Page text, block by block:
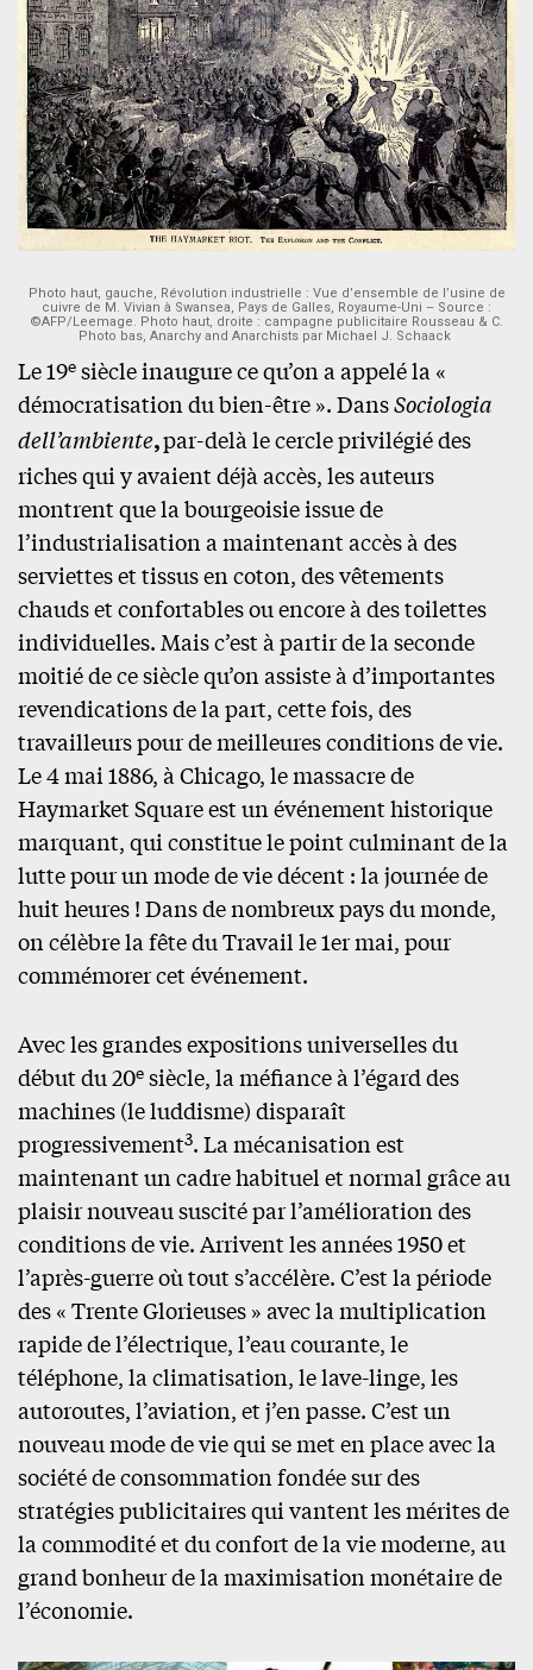
Photo haut, gauche, Révolution industrielle : Vue d’ensemble de l’usine de
cuivre de M. Vivian à Swansea, Pays de Galles, Royaume-Uni – Source :
©AFP/Leemage. Photo haut, droite : campagne publicitaire Rousseau & C.
Photo bas, Anarchy and Anarchists par Michael J. Schaack
Le 19e siècle inaugure ce qu’on a appelé la «
démocratisation du bien-être ». DansSociologia
dell’ambiente,par-delà le cercle privilégié des
riches qui y avaient déjà accès, les auteurs
montrent que la bourgeoisie issue de
l’industrialisation a maintenant accès à des
serviettes et tissus en coton, des vêtements
chauds et confortables ou encore à des toilettes
individuelles. Mais c’est à partir de la seconde
moitié de ce siècle qu’on assiste à d’importantes
revendications de la part, cette fois, des
travailleurs pour de meilleures conditions de vie.
Le 4 mai 1886, à Chicago, le massacre de
Haymarket Square est un événement historique
marquant, qui constitue le point culminant de la
lutte pour un mode de vie décent : la journée de
huit heures ! Dans de nombreux pays du monde,
on célèbre la fête du Travail le 1er mai, pour
commémorer cet événement.
Avec les grandes expositions universelles du
début du 20e siècle, la méfiance à l’égard des
machines (le luddisme) disparaît
progressivement3. La mécanisation est
maintenant un cadre habituel et normal grâce au
plaisir nouveau suscité par l’amélioration des
conditions de vie. Arrivent les années 1950 et
l’après-guerre où tout s’accélère. C’est la période
des « Trente Glorieuses » avec la multiplication
rapide de l’électrique, l’eau courante, le
téléphone, la climatisation, le lave-linge, les
autoroutes, l’aviation, et j’en passe. C’est un
nouveau mode de vie qui se met en place avec la
société de consommation fondée sur des
stratégies publicitaires qui vantent les mérites de
la commodité et du confort de la vie moderne, au
grand bonheur de la maximisation monétaire de
l’économie.